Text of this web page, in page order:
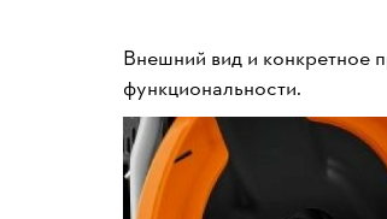
Внешний вид и конкретное
функциональности.